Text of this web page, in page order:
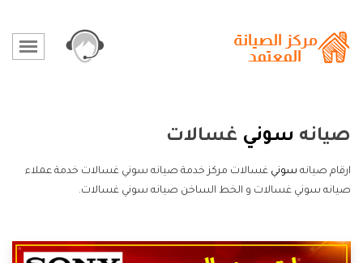
صيانه سوني غسالات
ارقام صيانه سوني غسالات مركز خدمة صيانه سوني غسالات خدمة عملاء
صيانه سوني غسالات و الخط الساخن صيانه سوني غسالات.